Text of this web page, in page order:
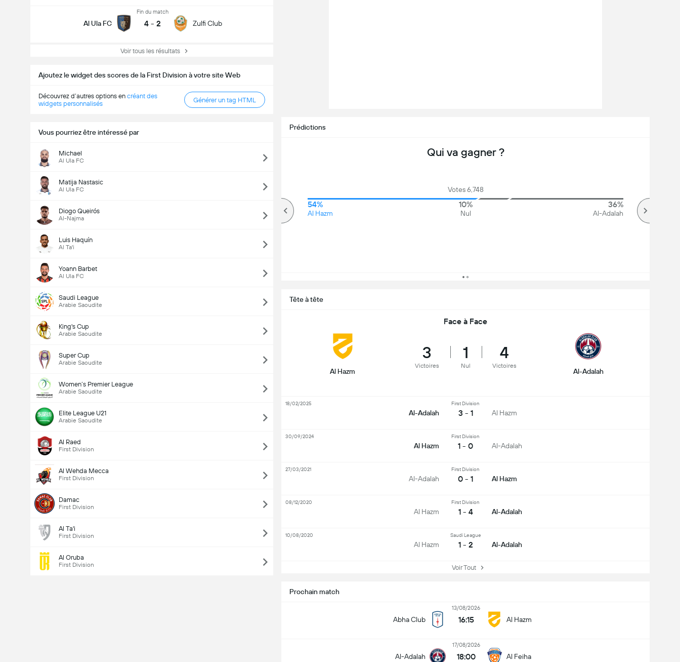
Al Ula FC
Fin du match
4 - 2 Zulfi Club
Voir tous les résultats
Ajoutez le widget des scores de la First Division à votre site Web
Découvrez d’autres options en créant des
widgets personnalisés
Générer un tag HTML
Vous pourriez être intéressé par
Michael
Al Ula FC
Matija Nastasic
Al Ula FC
Diogo Queirós
Al-Najma
Luis Haquín
Al Ta'i
Yoann Barbet
Al Ula FC
Saudi League
Arabie Saoudite
King's Cup
Arabie Saoudite
Super Cup
Arabie Saoudite
Women’s Premier League
Arabie Saoudite
Elite League U21
Arabie Saoudite
Al Raed
First Division
Al Wehda Mecca
First Division
Damac
First Division
Al Ta'i
First Division
Al Oruba
First Division
Prochain match
Abha Club
13/08/2026
16:15 Al Hazm
Al-Adalah
17/08/2026
18:00 Al Feiha
Prédictions
Qui va gagner ?
Votes 6,748
54%
Al Hazm
10%
Nul
36%
Al-Adalah
Nombre total de but (2.5)
Votes 894
Tête à tête
Face à Face
Al Hazm
3
Victoires
1
Nul
4
Victoires
Al-Adalah
Al-Adalah
First Division
3 - 1 Al Hazm
18/02/2025
Al Hazm
First Division
1 - 0 Al-Adalah
30/09/2024
Al-Adalah
First Division
0 - 1 Al Hazm
27/03/2021
Al Hazm
First Division
1 - 4 Al-Adalah
08/12/2020
Al Hazm
Saudi League
1 - 2 Al-Adalah
10/08/2020
Voir Tout